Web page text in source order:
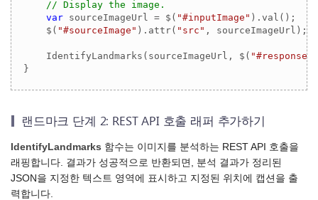
// Display the image.
var sourceImageUrl = $( "#inputImage" ).val();
    $(
"#sourceImage" ).attr( "src" , sourceImageUrl);
    IdentifyLandmarks(sourceImageUrl, $(
랜드마크 단계 2: REST API 호출 래퍼 추가하기
IdentifyLandmarks 함수는 이미지를 분석하는 REST API 호출을
래핑합니다. 결과가 성공적으로 반환되면, 분석 결과가 정리된
JSON을 지정한 텍스트 영역에 표시하고 지정된 위치에 캡션을 출
력합니다.